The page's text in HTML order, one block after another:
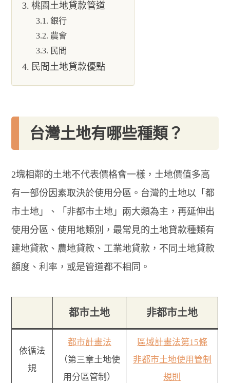
桃園土地貸款管道
銀行
農會
民間
民間土地貸款優點
台灣土地有哪些種類？
2塊相鄰的土地不代表價格會一樣，土地價值多高
有一部份因素取決於使用分區。台灣的土地以「都
市土地」、「非都市土地」兩大類為主，再延伸出
使用分區、使用地類別，最常見的土地貸款種類有
建地貸款、農地貸款、工業地貸款，不同土地貸款
額度、利率，或是管道都不相同。
都市土地 非都市土地
依循法
規
都市計畫法
（第三章土地使
用分區管制）
區域計畫法第15條
非都市土地使用管制
規則